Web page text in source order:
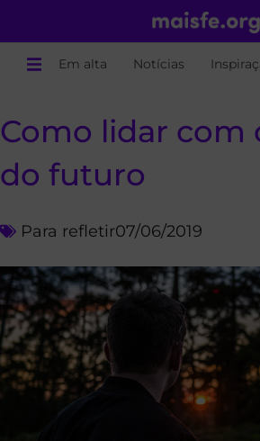
Em alta Notícias
Como lidar com
do futuro
Para refletir07/06/2019